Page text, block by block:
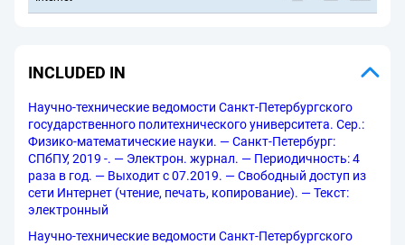
INCLUDED IN
Научно-технические ведомости Санкт-Петербургского
государственного политехнического университета. Сер.:
Физико-математические науки. — Санкт-Петербург:
СПбПУ, 2019 -. — Электрон. журнал. — Периодичность: 4
раза в год. — Выходит с 07.2019. — Свободный доступ из
сети Интернет (чтение, печать, копирование). — Текст:
электронный
Научно-технические ведомости Санкт-Петербургского